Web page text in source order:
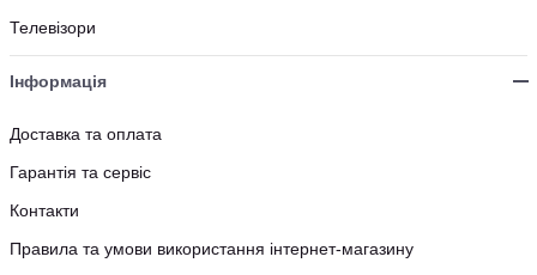
Телевізори
Інформація
Доставка та оплата
Гарантія та сервіс
Контакти
Правила та умови використання інтернет-магазину